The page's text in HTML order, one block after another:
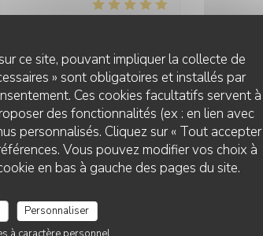
ce site, pouvant impliquer la collecte de
» sont obligatoires et installés par
Ces cookies facultatifs servent à
des fonctionnalités (ex : en lien avec
personnalisés. Cliquez sur « Tout accepter
Vous pouvez modifier vos choix à
en bas à gauche des pages du site.
Personnaliser
:4/5 Cuisine:4/5 Qualité / Prix:4 /5
soins et nous nous régalons.